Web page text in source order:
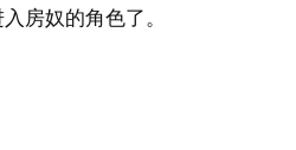
房奴的角色了。